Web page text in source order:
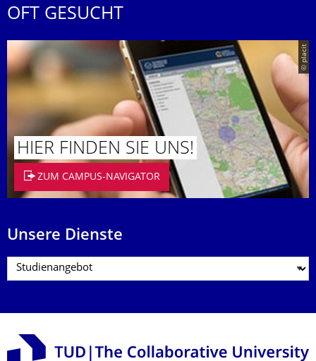
OFT GESUCHT
© placit
HIER FINDEN SIE UNS!
ZUM CAMPUS-NAVIGATOR
Unsere Dienste